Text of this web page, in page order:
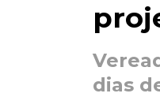
dias